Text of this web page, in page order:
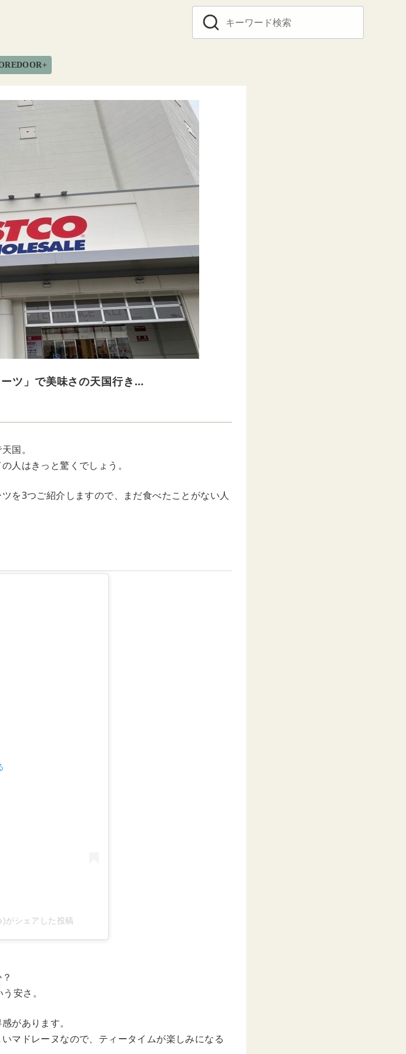
ツ」で美味さの天国行き…
国。
人はきっと驚くでしょう。
を3つご紹介しますので、まだ食べたことがない人
がシェアした投稿
安さ。
があります。
マドレーヌなので、ティータイムが楽しみになる